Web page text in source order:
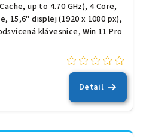
up to 4.70 GHz), 4 Core,
15,6" displej (1920 x 1080 px),
klávesnice, Win 11 Pro
Detail